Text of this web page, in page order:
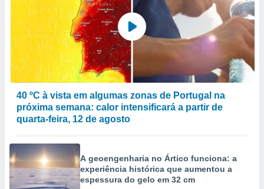
40 ºC à vista em algumas zonas de Portugal na
próxima semana: calor intensificará a partir de
quarta-feira, 12 de agosto
A geoengenharia no Ártico funciona: a
experiência histórica que aumentou a
espessura do gelo em 32 cm